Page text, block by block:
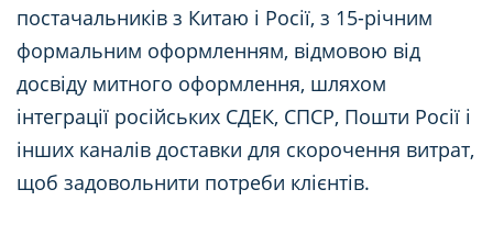
постачальників з Китаю і Росії, з 15-річним
формальним оформленням, відмовою від
досвіду митного оформлення, шляхом
інтеграції російських СДЕК, СПСР, Пошти Росії і
інших каналів доставки для скорочення витрат,
щоб задовольнити потреби клієнтів.